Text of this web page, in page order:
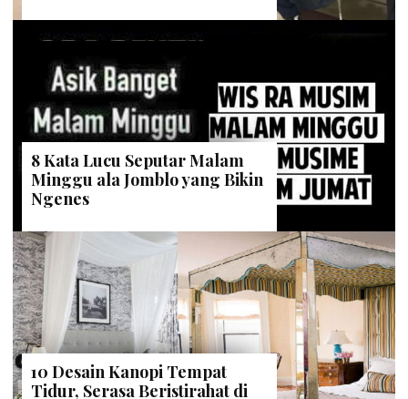
8 Kata Lucu Seputar Malam
Minggu ala Jomblo yang Bikin
Ngenes
10 Desain Kanopi Tempat
Tidur, Serasa Beristirahat di